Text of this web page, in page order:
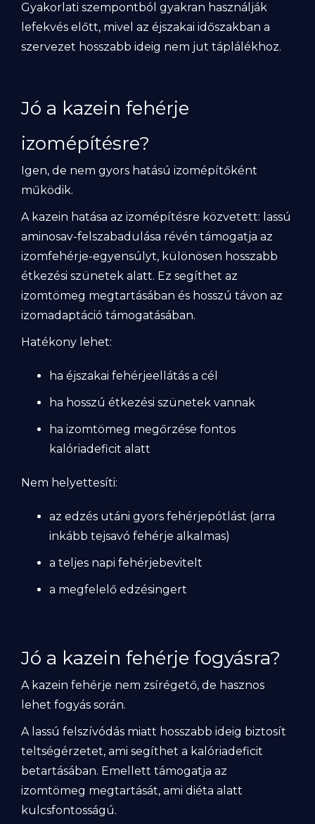
Gyakorlati szempontból gyakran használják
lefekvés előtt, mivel az éjszakai időszakban a
szervezet hosszabb ideig nem jut táplálékhoz.
Jó a kazein fehérje
izomépítésre?
Igen, de nem gyors hatású izomépítőként
működik.
A kazein hatása az izomépítésre közvetett: lassú
aminosav-felszabadulása révén támogatja az
izomfehérje-egyensúlyt, különösen hosszabb
étkezési szünetek alatt. Ez segíthet az
izomtömeg megtartásában és hosszú távon az
izomadaptáció támogatásában.
Hatékony lehet:
ha éjszakai fehérjeellátás a cél
ha hosszú étkezési szünetek vannak
ha izomtömeg megőrzése fontos
kalóriadeficit alatt
Nem helyettesíti:
az edzés utáni gyors fehérjepótlást (arra
inkább tejsavó fehérje alkalmas)
a teljes napi fehérjebevitelt
a megfelelő edzésingert
Jó a kazein fehérje fogyásra?
A kazein fehérje nem zsírégető, de hasznos
lehet fogyás során.
A lassú felszívódás miatt hosszabb ideig biztosít
teltségérzetet, ami segíthet a kalóriadeficit
betartásában. Emellett támogatja az
izomtömeg megtartását, ami diéta alatt
kulcsfontosságú.